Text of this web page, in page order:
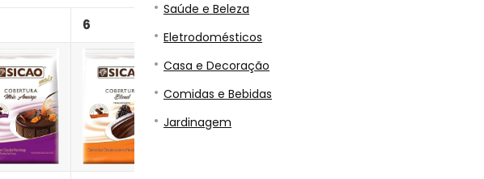
6
Saúde e Beleza
Eletrodomésticos
Casa e Decoração
Comidas e Bebidas
Jardinagem